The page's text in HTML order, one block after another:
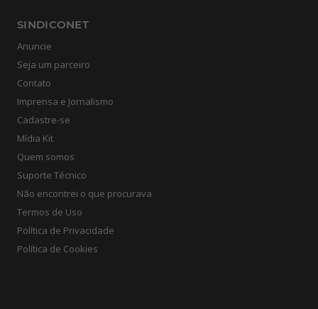
SINDICONET
Anuncie
Seja um parceiro
Contato
Imprensa e Jornalismo
Cadastre-se
Mídia Kit
Quem somos
Suporte Técnico
Não encontrei o que procurava
Termos de Uso
Política de Privacidade
Política de Cookies